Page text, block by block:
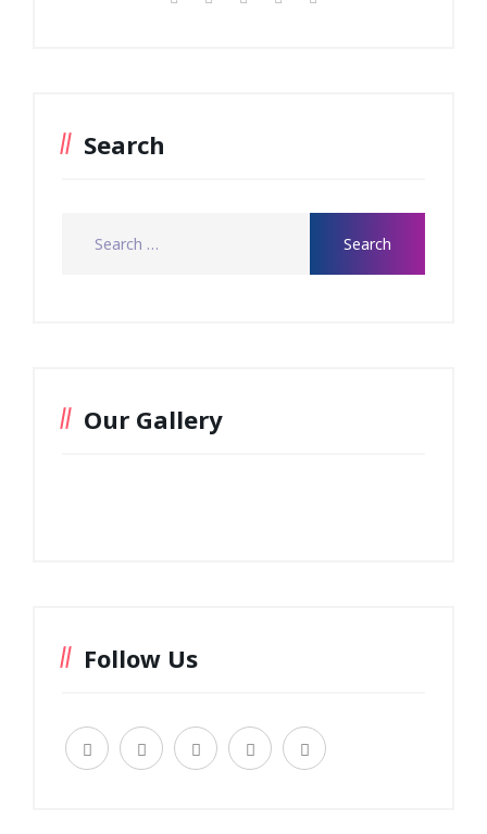
Search
Our Gallery
Follow Us